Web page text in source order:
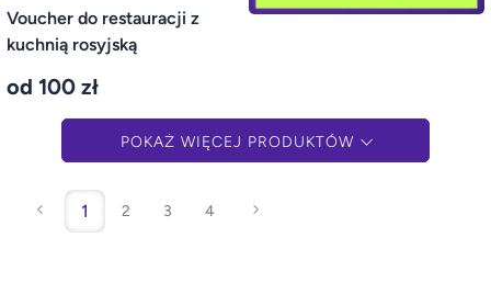
Voucher do restauracji z
kuchnią rosyjską
od 100 zł
POKAŻ WIĘCEJ PRODUKTÓW
1 2 3 4